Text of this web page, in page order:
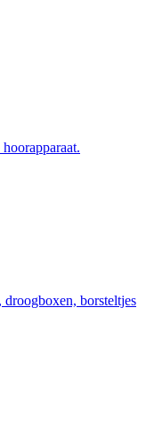
borsteltjes